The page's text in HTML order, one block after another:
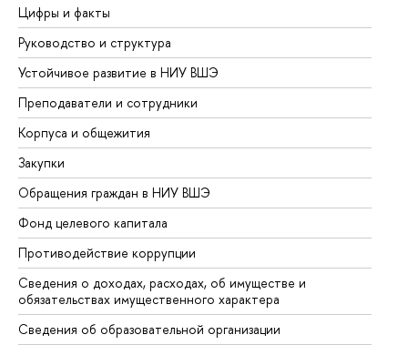
Цифры и факты
Руководство и структура
Устойчивое развитие в НИУ ВШЭ
Преподаватели и сотрудники
Корпуса и общежития
Закупки
Обращения граждан в НИУ ВШЭ
Фонд целевого капитала
Противодействие коррупции
Сведения о доходах, расходах, об имуществе и
обязательствах имущественного характера
Сведения об образовательной организации